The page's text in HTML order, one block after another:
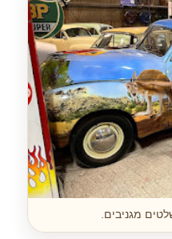
מגניבים.